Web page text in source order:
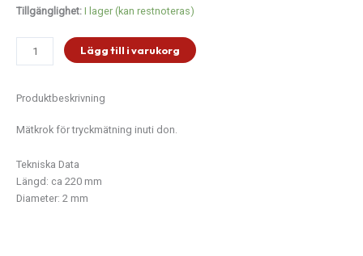
Tillgänglighet: I lager (kan restnoteras)
Mätkrok
Lägg till i varukorg
Produktbeskrivning
Mätkrok för tryckmätning inuti don.
Tekniska Data
Längd: ca 220 mm
Diameter: 2 mm